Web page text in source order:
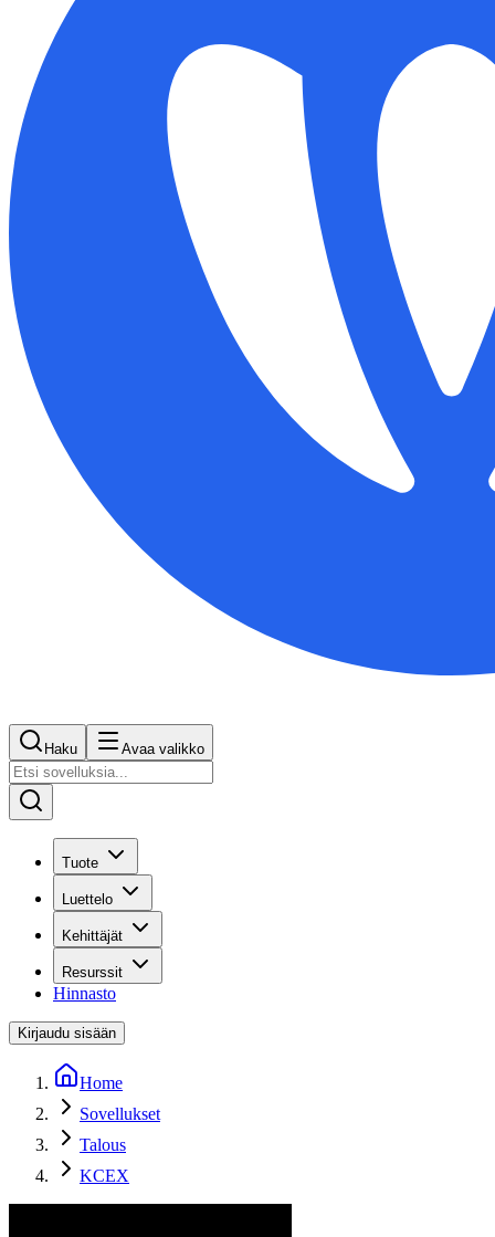
Haku Avaa valikko
Tuote
Luettelo
Kehittäjät
Resurssit
Hinnasto
Kirjaudu sisään
Home
Sovellukset
Talous
KCEX